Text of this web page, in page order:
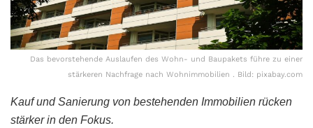
Das bevorstehende Auslaufen des Wohn- und Baupakets führe zu einer
stärkeren Nachfrage nach Wohnimmobilien . Bild: pixabay.com
Kauf und Sanierung von bestehenden Immobilien rücken
stärker in den Fokus.